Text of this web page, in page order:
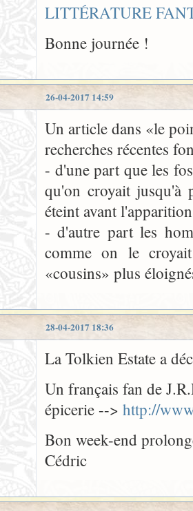
LITTÉRATURE
Bonne journée !
26-04-2017 14:59
Un article dans «le
recherches récentes
- d'une part que les
qu'on croyait jusqu'à
éteint avant
- d'autre part les
comme on le
«cousins» plus
28-04-2017 18:36
La Tolkien Estate a
Un français fan de
épicerie --> http://
Bon week-end
Cédric